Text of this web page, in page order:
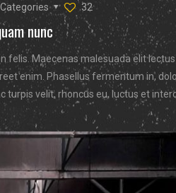
Categories 32
nunc
felis. Maecenas malesuada elit
enim. Phasellus fermentum in,
velit, rhoncus eu, luctus et